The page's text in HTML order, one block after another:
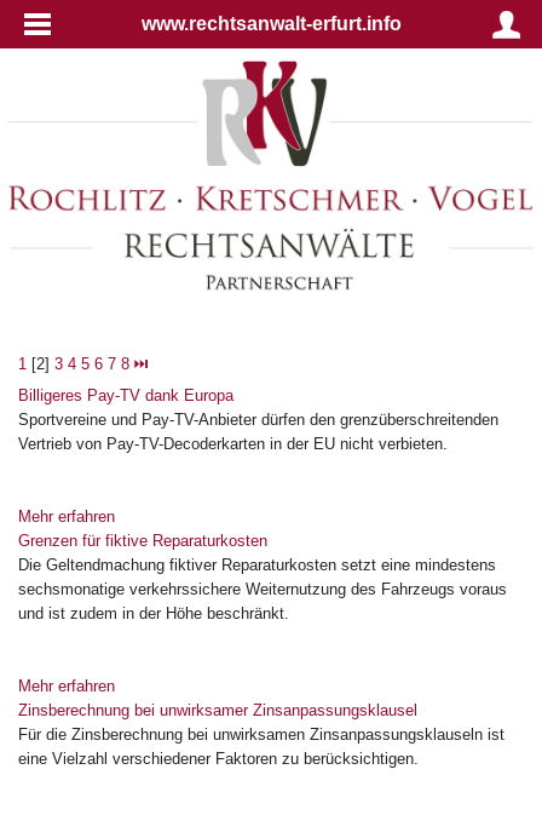
www.rechtsanwalt-erfurt.info
1 [2] 3 4 5 6 7 8 ⏭
Billigeres Pay-TV dank Europa
Sportvereine und Pay-TV-Anbieter dürfen den grenzüberschreitenden
Vertrieb von Pay-TV-Decoderkarten in der EU nicht verbieten.
Mehr erfahren
Grenzen für fiktive Reparaturkosten
Die Geltendmachung fiktiver Reparaturkosten setzt eine mindestens
sechsmonatige verkehrssichere Weiternutzung des Fahrzeugs voraus
und ist zudem in der Höhe beschränkt.
Mehr erfahren
Zinsberechnung bei unwirksamer Zinsanpassungsklausel
Für die Zinsberechnung bei unwirksamen Zinsanpassungsklauseln ist
eine Vielzahl verschiedener Faktoren zu berücksichtigen.